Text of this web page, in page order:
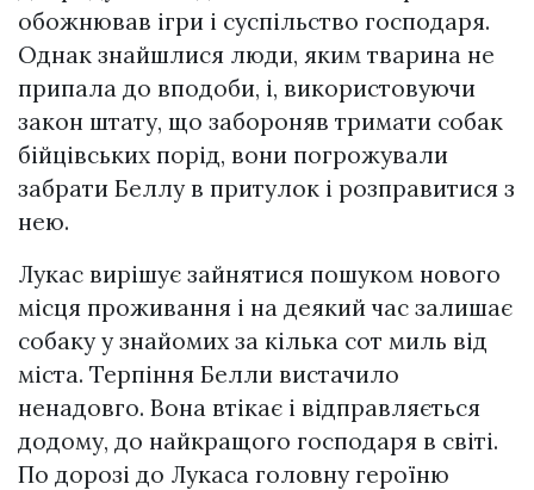
обожнював ігри і суспільство господаря.
Однак знайшлися люди, яким тварина не
припала до вподоби, і, використовуючи
закон штату, що забороняв тримати собак
бійцівських порід, вони погрожували
забрати Беллу в притулок і розправитися з
нею.
Лукас вирішує зайнятися пошуком нового
місця проживання і на деякий час залишає
собаку у знайомих за кілька сот миль від
міста. Терпіння Белли вистачило
ненадовго. Вона втікає і відправляється
додому, до найкращого господаря в світі.
По дорозі до Лукаса головну героїню